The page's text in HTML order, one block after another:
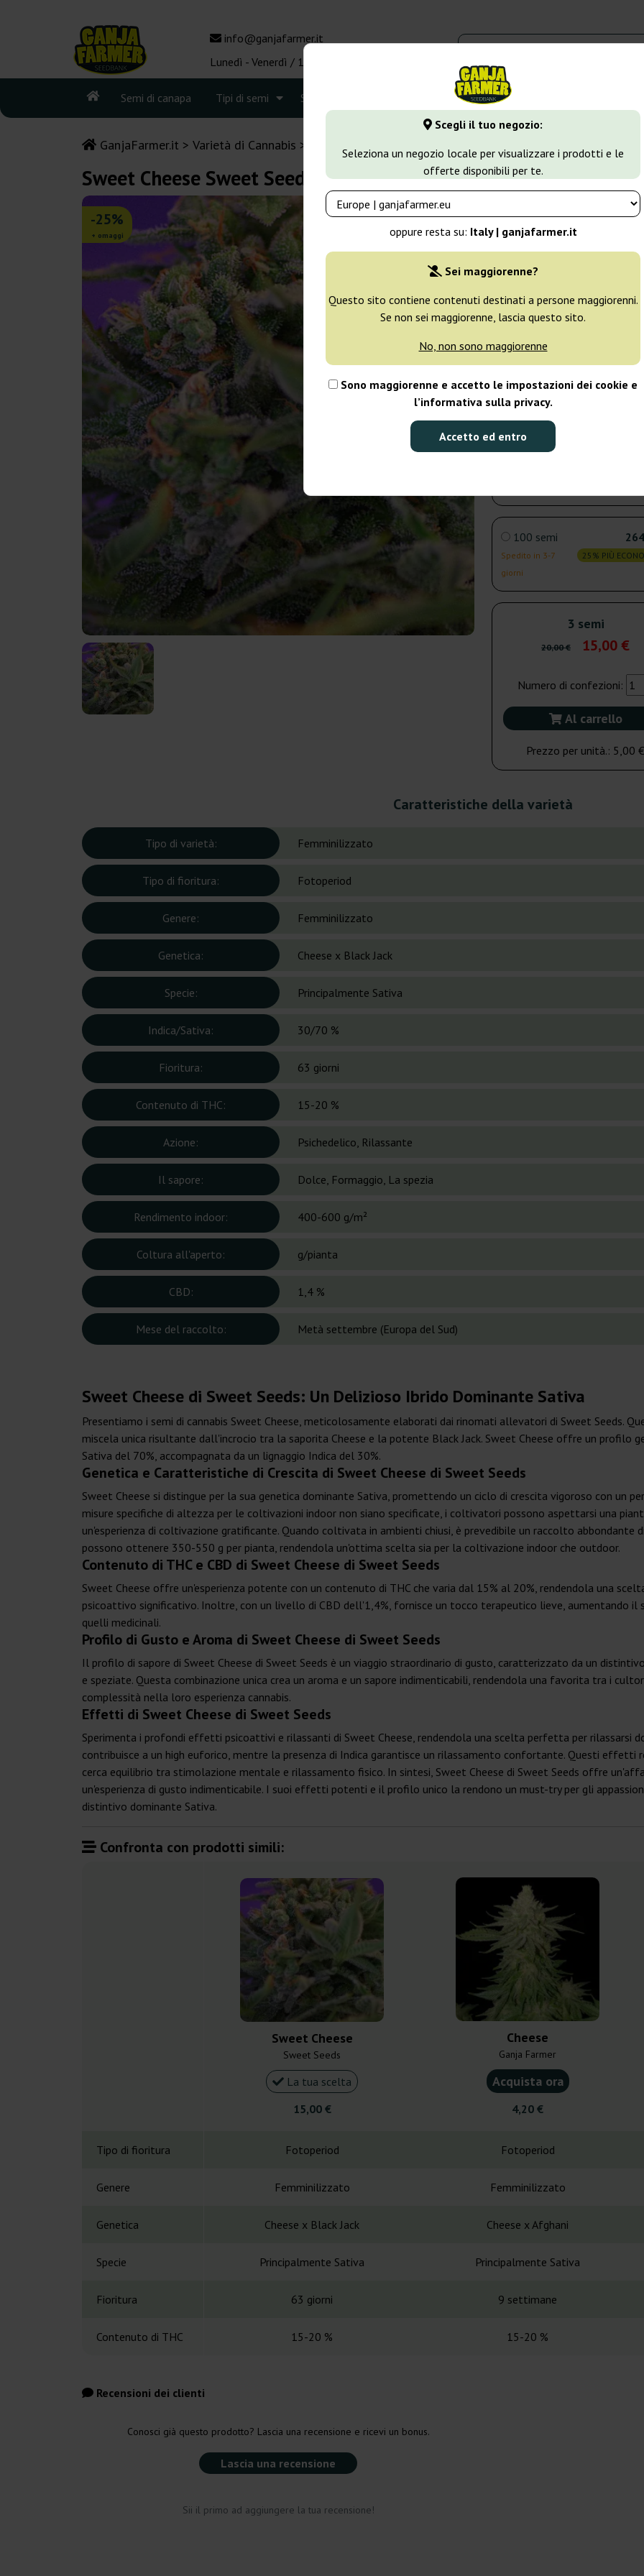
Scegli il tuo negozio:
Seleziona un negozio locale per visualizzare i prodotti e le
offerte disponibili per te.
oppure resta su: Italy | ganjafarmer.it
Sei maggiorenne?
Questo sito contiene contenuti destinati a persone maggiorenni.
Se non sei maggiorenne, lascia questo sito.
No, non sono maggiorenne
Sono maggiorenne e accetto le impostazioni dei cookie e
l’informativa sulla privacy.
Accetto ed entro
info@ganjafarmer.it
Lunedì - Venerdì / 10:00 - 16:00
Semi di canapa Tipi di semi Seedbank Tipi di marijuana Altro
GanjaFarmer.it Varietà di Cannabis
Sweet Cheese Sweet Seeds
-25%
+ omaggi
Sweet Seeds
3 semi
Spedito in 24h 25% PIÙ
5 semi
Spedito in 3-7
giorni
25% PIÙ
25 semi
100 semi
Spedito in 3-7
giorni
25% PIÙ
3 semi
20,00 € 15,00 €
Numero di confezioni:
Al carrello
Prezzo per unità.: 5,00 €
Caratteristiche della varietà
Tipo di varietà: Femminilizzato
Tipo di fioritura: Fotoperiod
Genere: Femminilizzato
Genetica: Cheese x Black Jack
Specie: Principalmente Sativa
Indica/Sativa: 30/70 %
Fioritura: 63 giorni
Contenuto di THC: 15-20 %
Azione: Psichedelico, Rilassante
Il sapore: Dolce, Formaggio, La spezia
Rendimento indoor: 400-600 g/m²
Coltura all'aperto: g/pianta
CBD: 1,4 %
Mese del raccolto: Metà settembre (Europa del Sud)
Sweet Cheese di Sweet Seeds: Un Delizioso Ibrido Dominante Sativa
Presentiamo i semi di cannabis Sweet Cheese, meticolosamente elaborati dai rinomati allevatori di Sweet Seeds.
miscela unica risultante dall'incrocio tra la saporita Cheese e la potente Black Jack. Sweet Cheese offre un profilo
Sativa del 70%, accompagnata da un lignaggio Indica del 30%.
Genetica e Caratteristiche di Crescita di Sweet Cheese di Sweet Seeds
Sweet Cheese si distingue per la sua genetica dominante Sativa, promettendo un ciclo di crescita vigoroso con un
misure specifiche di altezza per le coltivazioni indoor non siano specificate, i coltivatori possono aspettarsi una
un'esperienza di coltivazione gratificante. Quando coltivata in ambienti chiusi, è prevedibile un raccolto
possono ottenere 350-550 g per pianta, rendendola un'ottima scelta sia per la coltivazione indoor che outdoor.
Contenuto di THC e CBD di Sweet Cheese di Sweet Seeds
Sweet Cheese offre un'esperienza potente con un contenuto di THC che varia dal 15% al 20%, rendendola una
psicoattivo significativo. Inoltre, con un livello di CBD dell'1,4%, fornisce un tocco terapeutico lieve, aumentando il
quelli medicinali.
Profilo di Gusto e Aroma di Sweet Cheese di Sweet Seeds
Il profilo di sapore di Sweet Cheese di Sweet Seeds è un viaggio straordinario di gusto, caratterizzato da un
e speziate. Questa combinazione unica crea un aroma e un sapore indimenticabili, rendendola una favorita tra i
complessità nella loro esperienza cannabis.
Effetti di Sweet Cheese di Sweet Seeds
Sperimenta i profondi effetti psicoattivi e rilassanti di Sweet Cheese, rendendola una scelta perfetta per rilassarsi
contribuisce a un high euforico, mentre la presenza di Indica garantisce un rilassamento confortante. Questi effetti
cerca equilibrio tra stimolazione mentale e rilassamento fisico. In sintesi, Sweet Cheese di Sweet Seeds offre
un'esperienza di gusto indimenticabile. I suoi effetti potenti e il profilo unico la rendono un must-try per gli
distintivo dominante Sativa.
Confronta con prodotti simili:
Sweet Cheese
Sweet Seeds
La tua scelta
15,00 €
Cheese
Ganja Farmer
Acquista ora
4,20 €
Tipo di fioritura Fotoperiod Fotoperiod
Genere Femminilizzato Femminilizzato
Genetica Cheese x Black Jack Cheese x Afghani
Specie Principalmente Sativa Principalmente Sativa
Fioritura 63 giorni 9 settimane
Contenuto di THC 15-20 % 15-20 %
Recensioni dei clienti
Conosci già questo prodotto? Lascia una recensione e ricevi un bonus.
Lascia una recensione
Sii il primo ad aggiungere la tua recensione!